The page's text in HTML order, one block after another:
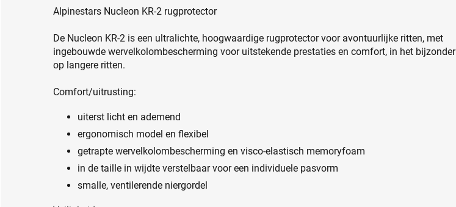
Alpinestars Nucleon KR-2 rugprotector
De Nucleon KR-2 is een ultralichte, hoogwaardige rugprotector voor avontuurlijke ritten, met
ingebouwde wervelkolombescherming voor uitstekende prestaties en comfort, in het bijzonder
op langere ritten.
Comfort/uitrusting:
uiterst licht en ademend
ergonomisch model en flexibel
getrapte wervelkolombescherming en visco-elastisch memoryfoam
in de taille in wijdte verstelbaar voor een individuele pasvorm
smalle, ventilerende niergordel